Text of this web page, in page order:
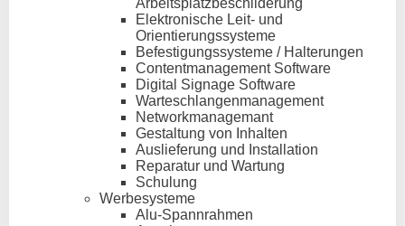
Arbeitsplatzbeschilderung
Elektronische Leit- und
Orientierungssysteme
Befestigungssysteme / Halterungen
Contentmanagement Software
Digital Signage Software
Warteschlangenmanagement
Networkmanagemant
Gestaltung von Inhalten
Auslieferung und Installation
Reparatur und Wartung
Schulung
Werbesysteme
Alu-Spannrahmen